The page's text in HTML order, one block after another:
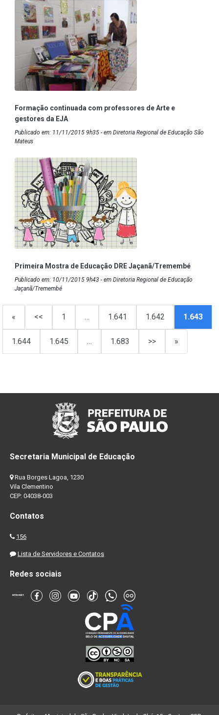
Formação continuada com professores de Arte e
gestores da EJA
Publicado em: 11/11/2015 9h35 - em Diretoria Regional de Educação São
Mateus
Primeira Mostra de Educação DRE Jaçanã/Tremembé
Publicado em: 10/11/2015 9h43 - em Diretoria Regional de Educação
Jaçanã/Tremembé
« << 1 … 1.641 1.642 1.643
1.644 1.645 … 1.683 >> »
Secretaria Municipal de Educação
Rua Borges Lagoa, 1230
Vila Clementino
CEP: 04038-003
Contatos
156
Lista de Servidores e Contatos
Redes sociais